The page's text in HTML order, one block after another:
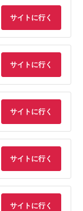
サイトに行く
サイトに行く
サイトに行く
サイトに行く
サイトに行く